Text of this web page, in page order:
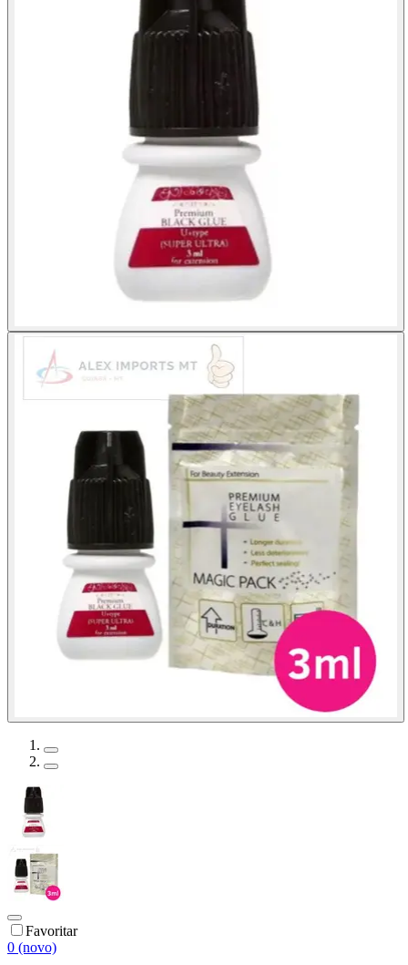
Favoritar
0 (novo)